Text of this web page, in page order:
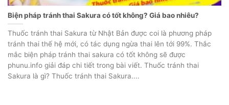
Biện pháp tránh thai Sakura có tốt không? Giá bao nhiêu?
Thuốc tránh thai Sakura từ Nhật Bản được coi là phương pháp
tránh thai thế hệ mới, có tác dụng ngừa thai lên tới 99%. Thắc
mắc biện pháp tránh thai sakura có tốt không sẽ được
phunu.info giải đáp chi tiết trong bài viết. Thuốc tránh thai
Sakura là gì? Thuốc tránh thai Sakura....